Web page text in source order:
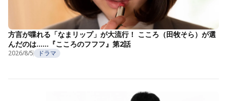
方言が喋れる「なまリップ」が大流行！ こころ（田牧そら）が選
んだのは……『こころのフフフ』第2話
2026/8/5 ドラマ